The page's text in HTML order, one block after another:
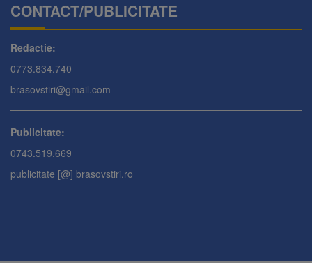
CONTACT/PUBLICITATE
Redactie:
0773.834.740
brasovstiri@gmail.com
Publicitate:
0743.519.669
publicitate [@] brasovstiri.ro